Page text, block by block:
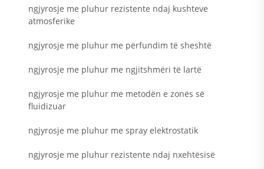
ngjyrosje me pluhur rezistente ndaj kushteve
atmosferike
ngjyrosje me pluhur me përfundim të sheshtë
ngjyrosje me pluhur me ngjitshmëri të lartë
ngjyrosje me pluhur me metodën e zonës së
fluidizuar
ngjyrosje me pluhur me spray elektrostatik
ngjyrosje me pluhur rezistente ndaj nxehtësisë